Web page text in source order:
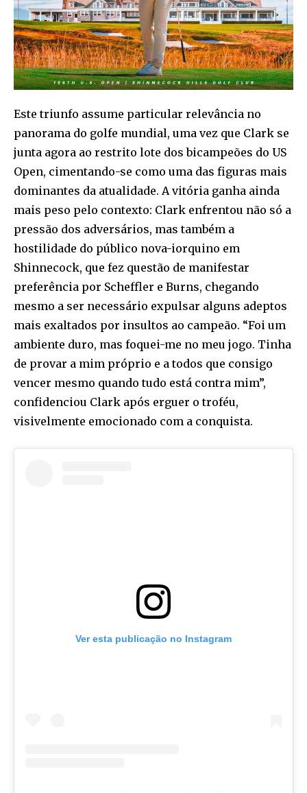
Este triunfo assume particular relevância no
panorama do golfe mundial, uma vez que Clark se
junta agora ao restrito lote dos bicampeões do US
Open, cimentando-se como uma das figuras mais
dominantes da atualidade. A vitória ganha ainda
mais peso pelo contexto: Clark enfrentou não só a
pressão dos adversários, mas também a
hostilidade do público nova-iorquino em
Shinnecock, que fez questão de manifestar
preferência por Scheffler e Burns, chegando
mesmo a ser necessário expulsar alguns adeptos
mais exaltados por insultos ao campeão. “Foi um
ambiente duro, mas foquei-me no meu jogo. Tinha
de provar a mim próprio e a todos que consigo
vencer mesmo quando tudo está contra mim”,
confidenciou Clark após erguer o troféu,
visivelmente emocionado com a conquista.
Ver esta publicação no Instagram